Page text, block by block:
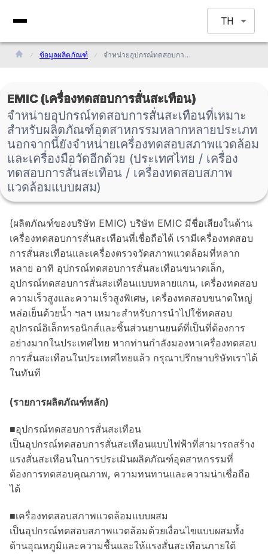
TH
ข้อมูลผลิตภัณฑ์ จำหน่ายอุปกรณ์ทดสอบการสั่นสะเทือนที่เหมาะสำหรับผลิตภัณฑ์อุตสาหกรรมหลากหลายประเภท นอกจากนี้ยังจำหน่ายเครื่องทดสอบสภาพแวดล้อมและเครื่องมือวัดอีกด้วย (ประเทศไทย / เครื่องทดสอบการสั่นสะเทือน / เครื่องทดสอบสภาพแวดล้อมแบบผสม)
EMIC (เครื่องทดสอบการสั่นสะเทือน)
จำหน่ายอุปกรณ์ทดสอบการสั่นสะเทือนที่เหมาะ
สำหรับผลิตภัณฑ์อุตสาหกรรมหลากหลายประเภท
นอกจากนี้ยังจำหน่ายเครื่องทดสอบสภาพแวดล้อม
และเครื่องมือวัดอีกด้วย (ประเทศไทย / เครื่อง
ทดสอบการสั่นสะเทือน / เครื่องทดสอบสภาพ
แวดล้อมแบบผสม)
(ผลิตภัณฑ์ของบริษัท EMIC) บริษัท EMIC มีชื่อเสียงในด้าน
เครื่องทดสอบการสั่นสะเทือนที่เชื่อถือได้ เรามีเครื่องทดสอบ
การสั่นสะเทือนและเครื่องตรวจวัดสภาพแวดล้อมที่หลาก
หลาย อาทิ อุปกรณ์ทดสอบการสั่นสะเทือนขนาดเล็ก,
อุปกรณ์ทดสอบการสั่นสะเทือนแบบหลายแกน, เครื่องทดสอบ
ความเร็วสูงและความเร็วสูงพิเศษ, เครื่องทดสอบขนาดใหญ่
หล่อเย็นด้วยน้ำ ฯลฯ เหมาะสำหรับการนำไปใช้ทดสอบ
อุปกรณ์อิเล็กทรอนิกส์และชิ้นส่วนยานยนต์ที่เป็นที่ต้องการ
อย่างมากในประเทศไทย หากท่านกำลังมองหาเครื่องทดสอบ
การสั่นสะเทือนในประเทศไทยแล้ว กรุณาปรึกษาบริษัทเราได้
ในทันที
(รายการผลิตภัณฑ์หลัก)
■อุปกรณ์ทดสอบการสั่นสะเทือน
เป็นอุปกรณ์ทดสอบการสั่นสะเทือนแบบไฟฟ้าที่สามารถสร้าง
แรงสั่นสะเทือนในการประเมินผลิตภัณฑ์อุตสาหกรรมที่
ต้องการทดสอบคุณภาพ, ความทนทานและความน่าเชื่อถือ
ได้
■เครื่องทดสอบสภาพแวดล้อมแบบผสม
เป็นอุปกรณ์ทดสอบสภาพแวดล้อมด้วยเงื่อนไขแบบผสมทั้ง
ด้านอุณหภูมิและความชื้นและให้แรงสั่นสะเทือนภายใต้